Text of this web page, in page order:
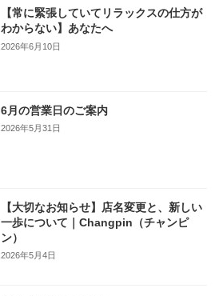
【常に緊張していてリラックスの仕方が
わからない】あなたへ
2026年6月10日
6月の営業日のご案内
2026年5月31日
【大切なお知らせ】店名変更と、新しい
一歩について｜Changpin（チャンピ
ン）
2026年5月4日